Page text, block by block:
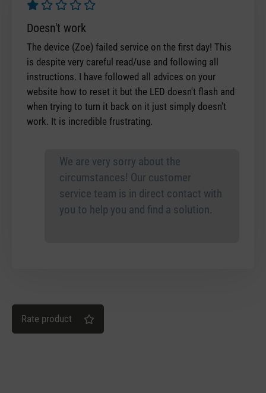
Review with rating of 1 out of 5 stars
Doesn't work
The device (Zoe) failed service on the first day! This
is despite very careful read/use and following all
instructions. I have followed all advices on your
website how to reset it but the LED doesn't flash and
when trying to turn it back on it just simply doesn't
work. It is incredible frustrating.
We are very sorry about the
circumstances! Our customer
service team is in direct contact with
you to help you and find a solution.
Rate product